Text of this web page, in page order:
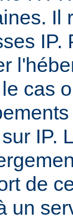
Il
IP.
cas
IP.
de
un